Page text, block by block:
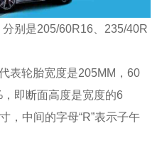
别是205/60R16、235/40R
表轮胎宽度是205MM，60
即断面高度是宽度的6
，中间的字母“R”表示子午